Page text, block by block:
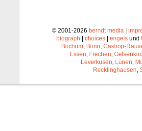
© 2001-2026 berndt media |
biograph | choices | engels und
Bochum Bonn Castrop-
Essen Frechen
Leverkusen Lünen
Recklinghausen